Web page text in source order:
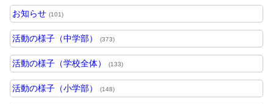
お知らせ (101)
活動の様子（中学部） (373)
活動の様子（学校全体） (133)
活動の様子（小学部） (148)